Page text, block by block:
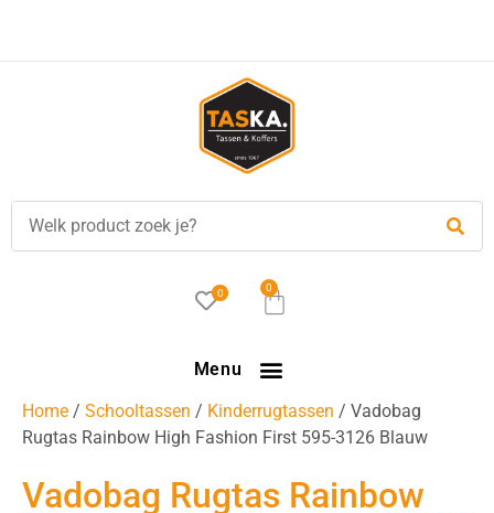
0 0
Menu
Home / Schooltassen / Kinderrugtassen / Vadobag
Rugtas Rainbow High Fashion First 595-3126 Blauw
Vadobag Rugtas Rainbow